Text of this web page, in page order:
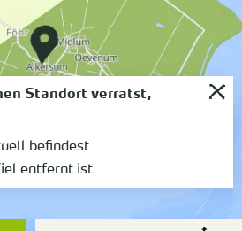
Standort verrätst,
befindest
entfernt ist